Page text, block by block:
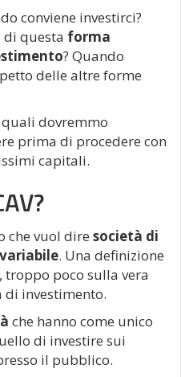
conviene investirci?
questa forma
? Quando
delle altre forme
dovremmo
prima di procedere con
capitali.
che vuol dire società di
. Una definizione
troppo poco sulla vera
investimento.
che hanno come unico
di investire sui
il pubblico.